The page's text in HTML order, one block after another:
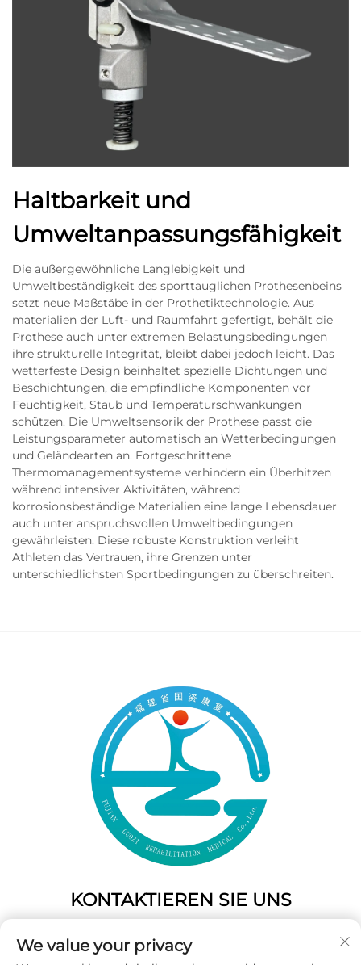
Haltbarkeit und
Umweltanpassungsfähigkeit
Die außergewöhnliche Langlebigkeit und
Umweltbeständigkeit des sporttauglichen Prothesenbeins
setzt neue Maßstäbe in der Prothetiktechnologie. Aus
materialien der Luft- und Raumfahrt gefertigt, behält die
Prothese auch unter extremen Belastungsbedingungen
ihre strukturelle Integrität, bleibt dabei jedoch leicht. Das
wetterfeste Design beinhaltet spezielle Dichtungen und
Beschichtungen, die empfindliche Komponenten vor
Feuchtigkeit, Staub und Temperaturschwankungen
schützen. Die Umweltsensorik der Prothese passt die
Leistungsparameter automatisch an Wetterbedingungen
und Geländearten an. Fortgeschrittene
Thermomanagementsysteme verhindern ein Überhitzen
während intensiver Aktivitäten, während
korrosionsbeständige Materialien eine lange Lebensdauer
auch unter anspruchsvollen Umweltbedingungen
gewährleisten. Diese robuste Konstruktion verleiht
Athleten das Vertrauen, ihre Grenzen unter
unterschiedlichsten Sportbedingungen zu überschreiten.
KONTAKTIEREN SIE UNS
China
We value your privacy